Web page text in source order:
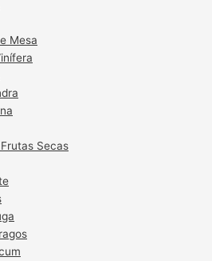
Mesa
Secas